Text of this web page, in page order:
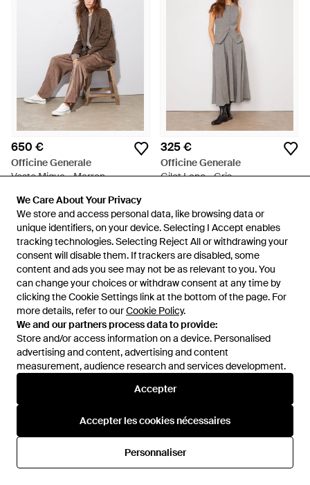
We Care About Your Privacy
We store and access personal data, like browsing data or
unique identifiers, on your device. Selecting I Accept enables
tracking technologies. Selecting Reject All or withdrawing your
consent will disable them. If trackers are disabled, some
content and ads you see may not be as relevant to you. You
can change your choices or withdraw consent at any time by
clicking the Cookie Settings link at the bottom of the page. For
more details, refer to ourCookie Policy.
We and our partners process data to provide:
Store and/or access information on a device. Personalised
advertising and content, advertising and content
measurement, audience research and services development.
Accepter
Accepter les cookies nécessaires
Personnaliser
We Care About Your Privacy
We store and access personal data, like browsing data or
unique identifiers, on your device. Selecting I Accept enables
tracking technologies. Selecting Reject All or withdrawing your
consent will disable them. If trackers are disabled, some
content and ads you see may not be as relevant to you. You
can change your choices or withdraw consent at any time by
clicking the Cookie Settings link at the bottom of the page. For
more details, refer to ourCookie Policy.
We and our partners process data to provide:
Store and/or access information on a device. Personalised
advertising and content, advertising and content
measurement, audience research and services development.
Accepter
Accepter les cookies nécessaires
Personnaliser
650 €
Officine Generale
Veste Migua - Marron
Officine Générale
325 €
Officine Generale
Gilet Lane - Gris
Officine Generale
Pantalon Zelia - Blanc
DeOfficine Générale
660 €
Veste Edene - Gris
DeOfficine Générale